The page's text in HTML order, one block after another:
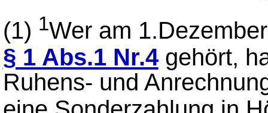
(1) 1Wer am
§ 1 Abs.1 Nr.4gehört,
Ruhens- und